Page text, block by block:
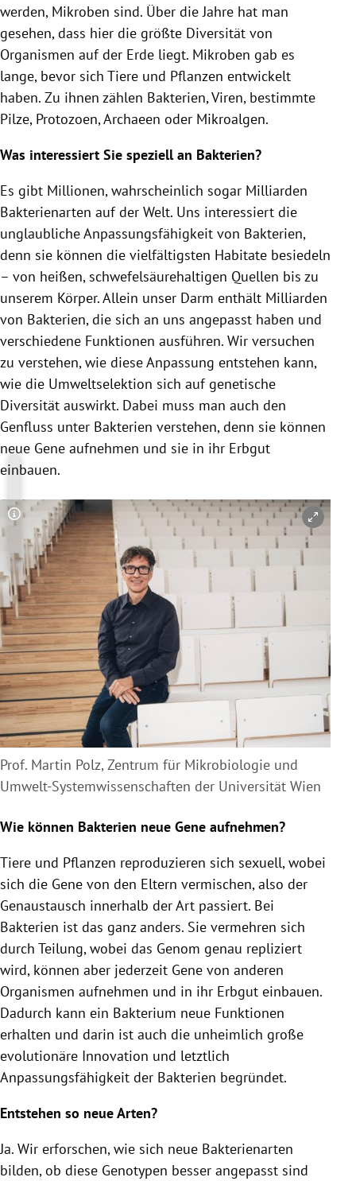
werden, Mikroben sind. Über die Jahre hat man
gesehen, dass hier die größte Diversität von
Organismen auf der Erde liegt. Mikroben gab es
lange, bevor sich Tiere und Pflanzen entwickelt
haben. Zu ihnen zählen Bakterien, Viren, bestimmte
Pilze, Protozoen, Archaeen oder Mikroalgen.
Was interessiert Sie speziell an Bakterien?
Es gibt Millionen, wahrscheinlich sogar Milliarden
Bakterienarten auf der Welt. Uns interessiert die
unglaubliche Anpassungsfähigkeit von Bakterien,
denn sie können die vielfältigsten Habitate besiedeln
– von heißen, schwefelsäurehaltigen Quellen bis zu
unserem Körper. Allein unser Darm enthält Milliarden
von Bakterien, die sich an uns angepasst haben und
verschiedene Funktionen ausführen. Wir versuchen
zu verstehen, wie diese Anpassung entstehen kann,
wie die Umweltselektion sich auf genetische
Diversität auswirkt. Dabei muss man auch den
Genfluss unter Bakterien verstehen, denn sie können
neue Gene aufnehmen und sie in ihr Erbgut
einbauen.
Copyright-Hinweis öffnen/schließen
Prof. Martin Polz, Zentrum für Mikrobiologie und
Umwelt-Systemwissenschaften der Universität Wien
Wie können Bakterien neue Gene aufnehmen?
Tiere und Pflanzen reproduzieren sich sexuell, wobei
sich die Gene von den Eltern vermischen, also der
Genaustausch innerhalb der Art passiert. Bei
Bakterien ist das ganz anders. Sie vermehren sich
durch Teilung, wobei das Genom genau repliziert
wird, können aber jederzeit Gene von anderen
Organismen aufnehmen und in ihr Erbgut einbauen.
Dadurch kann ein Bakterium neue Funktionen
erhalten und darin ist auch die unheimlich große
evolutionäre Innovation und letztlich
Anpassungsfähigkeit der Bakterien begründet.
Entstehen so neue Arten?
Ja. Wir erforschen, wie sich neue Bakterienarten
bilden, ob diese Genotypen besser angepasst sind